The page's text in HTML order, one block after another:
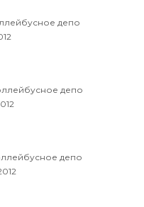
депо
депо
депо